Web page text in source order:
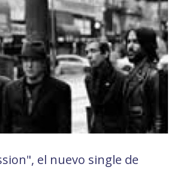
el nuevo single de